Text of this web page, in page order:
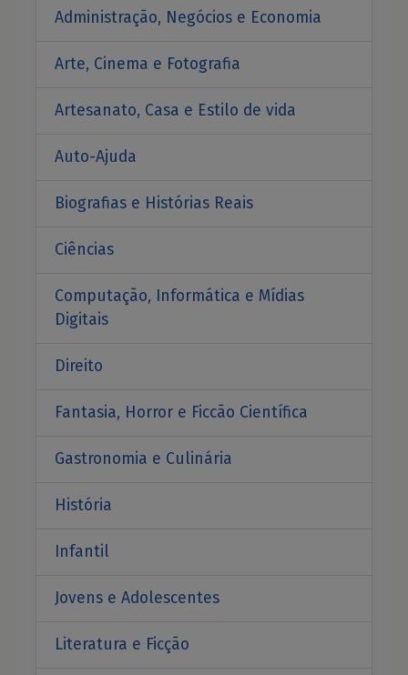
Administração, Negócios e Economia
Arte, Cinema e Fotografia
Artesanato, Casa e Estilo de vida
Auto-Ajuda
Biografias e Histórias Reais
Ciências
Computação, Informática e Mídias
Digitais
Direito
Fantasia, Horror e Ficcão Científica
Gastronomia e Culinária
História
Infantil
Jovens e Adolescentes
Literatura e Ficção